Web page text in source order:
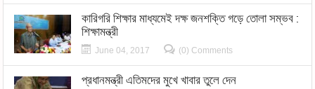
কারিগরি শিক্ষার মাধ্যমেই দক্ষ জনশক্তি গড়ে তোলা সম্ভব :
শিক্ষামন্ত্রী
June 04, 2017 (0) Comments
প্রধানমন্ত্রী এতিমদের মুখে খাবার তুলে দেন